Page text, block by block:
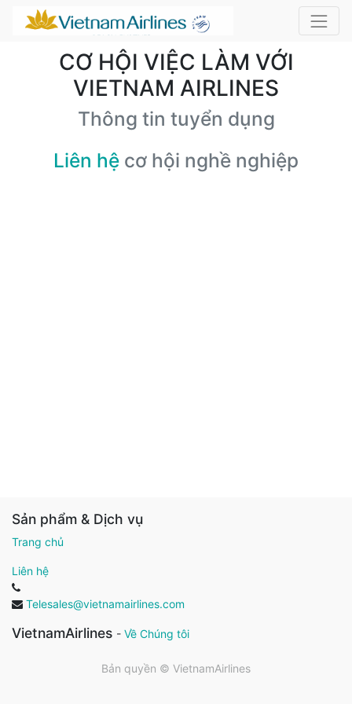
CƠ HỘI VIỆC LÀM VỚI
VIETNAM AIRLINES
Thông tin tuyển dụng
Liên hệ cơ hội nghề nghiệp
Sản phẩm & Dịch vụ
Trang chủ
Liên hệ
Telesales@vietnamairlines.com
VietnamAirlines - Về Chúng tôi
Bản quyền © VietnamAirlines